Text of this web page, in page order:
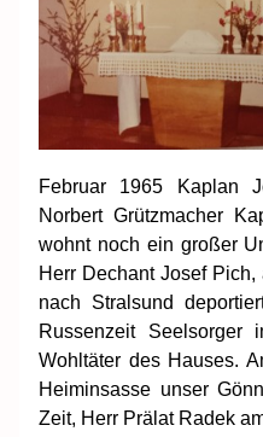
Februar 1965 Kaplan
Norbert Grützmacher
wohnt noch ein großer
Herr Dechant Josef
nach Stralsund
Russenzeit Seelsorger
Wohltäter des Hauses.
Heiminsasse unser
Zeit, Herr Prälat Radek